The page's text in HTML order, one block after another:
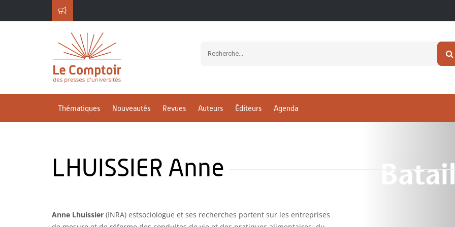
Thématiques Nouveautés Revues Auteurs Éditeurs Agenda
LHUISSIER Anne
Anne Lhuissier (INRA) estsociologue et ses recherches portent sur les entreprises